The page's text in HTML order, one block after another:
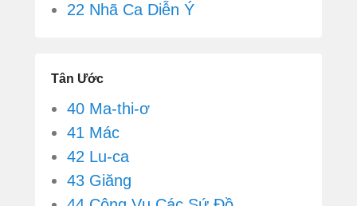
22 Nhã Ca Diễn Ý
Tân Ước
40 Ma-thi-ơ
41 Mác
42 Lu-ca
43 Giăng